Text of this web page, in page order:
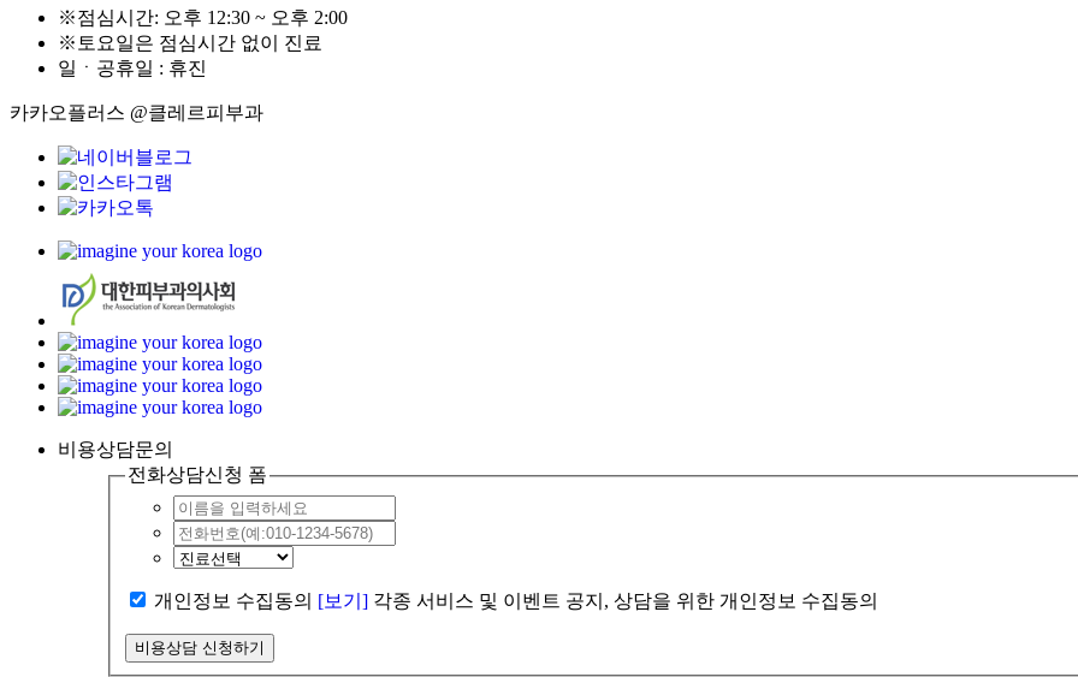
※점심시간: 오후 12:30 ~ 오후 2:00
※토요일은 점심시간 없이 진료
일ㆍ공휴일 : 휴진
카카오플러스 @클레르피부과
비용상담문의
전화상담신청 폼
개인정보 수집동의 [보기] 각종 서비스 및 이벤트 공지, 상담을 위한 개인정보 수집동의